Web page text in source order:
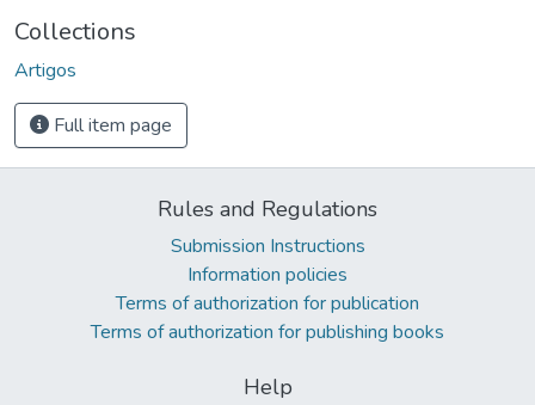
Collections
Artigos
Full item page
Rules and Regulations
Submission Instructions
Information policies
Terms of authorization for publication
Terms of authorization for publishing books
Help